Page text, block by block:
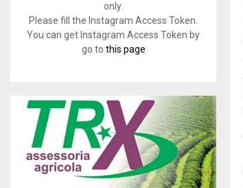
only:
Please fill the Instagram Access Token.
You can get Instagram Access Token by
go to this page